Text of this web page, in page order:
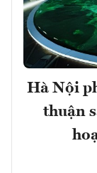
Hà Nội
thuận